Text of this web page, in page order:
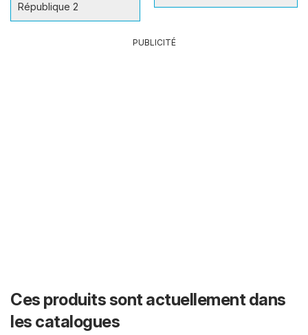
République 2
PUBLICITÉ
Ces produits sont actuellement dans
les catalogues